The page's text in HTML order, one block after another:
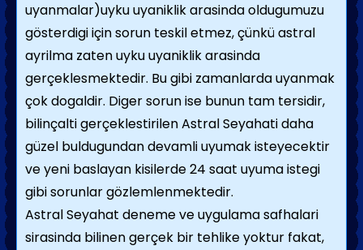
uyanmalar)uyku uyaniklik arasinda oldugumuzu
gösterdigi için sorun teskil etmez, çünkü astral
ayrilma zaten uyku uyaniklik arasinda
gerçeklesmektedir. Bu gibi zamanlarda uyanmak
çok dogaldir. Diger sorun ise bunun tam tersidir,
bilinçalti gerçeklestirilen Astral Seyahati daha
güzel buldugundan devamli uyumak isteyecektir
ve yeni baslayan kisilerde 24 saat uyuma istegi
gibi sorunlar gözlemlenmektedir.
Astral Seyahat deneme ve uygulama safhalari
sirasinda bilinen gerçek bir tehlike yoktur fakat,